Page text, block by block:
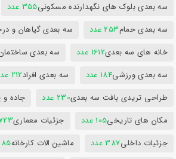
سه بعدی بلوک های نگهدارنده مسکونی355 عدد
سه بعدی حمام253 عدد سه بعدی گیاهان و
خانه های سه بعدی1612 عدد سه بعدی
سه بعدی ورزشی184 عدد سه بعدی افراد212 عدد
طراحی تریدی بافت سه بعدی230 عدد جاده و
مکان های تاریخی105 عدد جزئیات معماری723
جزئیات داخلی387 عدد ماشین الات کارخانه385